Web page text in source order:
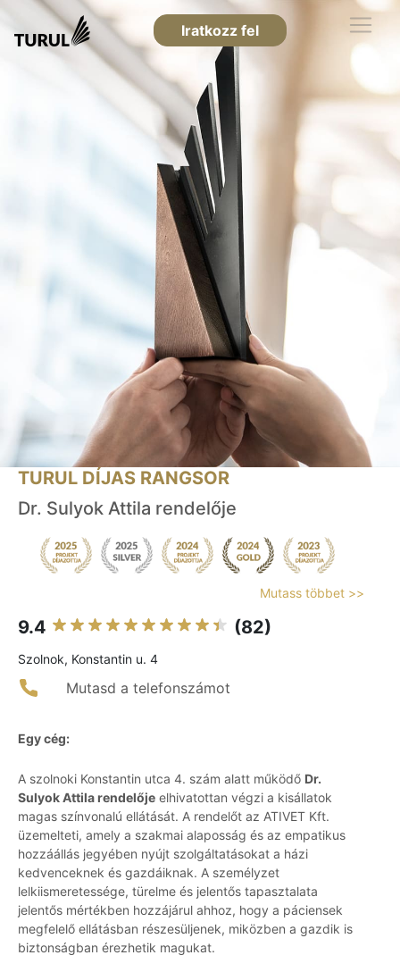
Iratkozz fel
TURUL DÍJAS RANGSOR
Dr. Sulyok Attila rendelője
Mutass többet >>
9.4 (82)
Szolnok, Konstantin u. 4
Mutasd a telefonszámot
Egy cég:
A szolnoki Konstantin utca 4. szám alatt működő Dr.
Sulyok Attila rendelője elhivatottan végzi a kisállatok
magas színvonalú ellátását. A rendelőt az ATIVET Kft.
üzemelteti, amely a szakmai alaposság és az empatikus
hozzáállás jegyében nyújt szolgáltatásokat a házi
kedvenceknek és gazdáiknak. A személyzet
lelkiismeretessége, türelme és jelentős tapasztalata
jelentős mértékben hozzájárul ahhoz, hogy a páciensek
megfelelő ellátásban részesüljenek, miközben a gazdik is
biztonságban érezhetik magukat.